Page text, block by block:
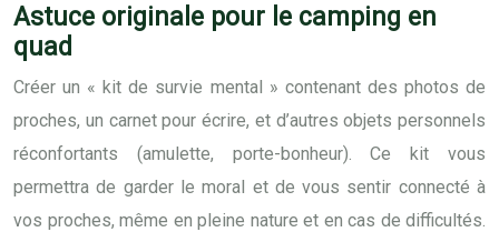
Astuce originale pour le camping en
quad
Créer un « kit de survie mental » contenant des photos de
proches, un carnet pour écrire, et d’autres objets personnels
réconfortants (amulette, porte-bonheur). Ce kit vous
permettra de garder le moral et de vous sentir connecté à
vos proches, même en pleine nature et en cas de difficultés.